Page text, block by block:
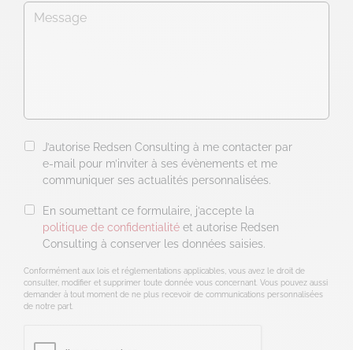
J’autorise Redsen Consulting à me contacter par
e-mail pour m’inviter à ses évènements et me
communiquer ses actualités personnalisées.
En soumettant ce formulaire, j’accepte la
politique de confidentialité et autorise Redsen
Consulting à conserver les données saisies.
Conformément aux lois et réglementations applicables, vous avez le droit de
consulter, modifier et supprimer toute donnée vous concernant. Vous pouvez aussi
demander à tout moment de ne plus recevoir de communications personnalisées
de notre part.